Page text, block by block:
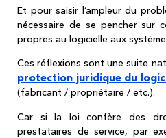
Et pour saisir l’ampleur du
nécessaire de se pencher sur
propres au logicielle aux
Ces réflexions sont une suite
protection juridique du
(fabricant / propriétaire / etc.).
Car si la loi confère des
prestataires de service, par